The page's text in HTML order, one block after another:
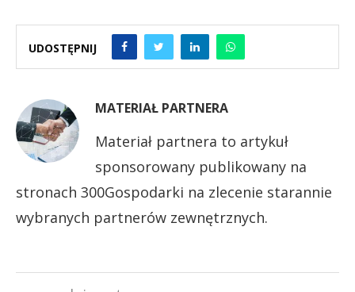
UDOSTĘPNIJ
MATERIAŁ PARTNERA
Materiał partnera to artykuł
sponsorowany publikowany na
stronach 300Gospodarki na zlecenie starannie
wybranych partnerów zewnętrznych.